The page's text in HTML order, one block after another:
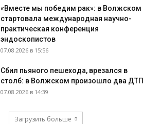
«Вместе мы победим рак»: в Волжском
стартовала международная научно-
практическая конференция
эндоскопистов
07.08.2026 в 15:56
Сбил пьяного пешехода, врезался в
столб: в Волжском произошло два ДТП
07.08.2026 в 14:39
Загрузить больше